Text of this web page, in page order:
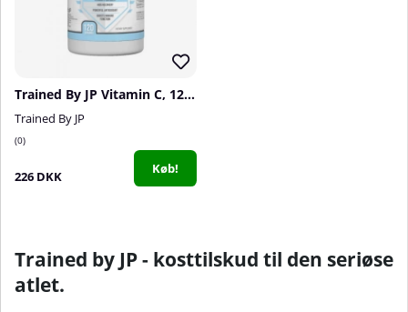
Trained By JP Vitamin C, 120 caps
Trained By JP
0
226 DKK Køb!
Trained by JP - kosttilskud til den seriøse
atlet.